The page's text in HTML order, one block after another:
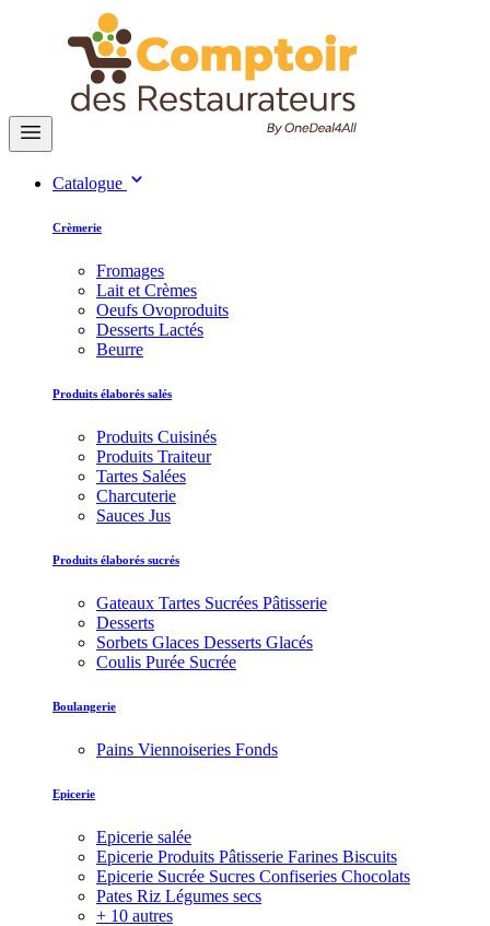
Catalogue
Crèmerie
Fromages
Lait et Crèmes
Oeufs Ovoproduits
Desserts Lactés
Beurre
Produits élaborés salés
Produits Cuisinés
Produits Traiteur
Tartes Salées
Charcuterie
Sauces Jus
Produits élaborés sucrés
Gateaux Tartes Sucrées Pâtisserie
Desserts
Sorbets Glaces Desserts Glacés
Coulis Purée Sucrée
Boulangerie
Pains Viennoiseries Fonds
Epicerie
Epicerie salée
Epicerie Produits Pâtisserie Farines Biscuits
Epicerie Sucrée Sucres Confiseries Chocolats
Pates Riz Légumes secs
+ 10 autres